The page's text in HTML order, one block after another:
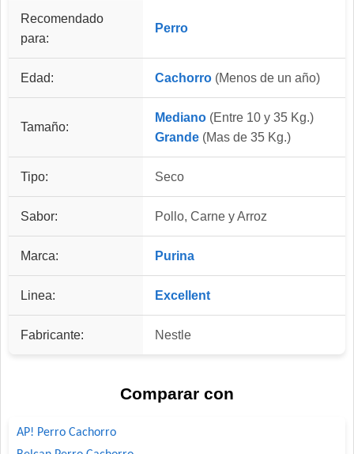
Recomendado
para:
Perro
Edad: Cachorro (Menos de un año)
Tamaño:
Mediano (Entre 10 y 35 Kg.)
Grande (Mas de 35 Kg.)
Tipo: Seco
Sabor: Pollo, Carne y Arroz
Marca: Purina
Linea: Excellent
Fabricante: Nestle
Comparar con
AP! Perro Cachorro